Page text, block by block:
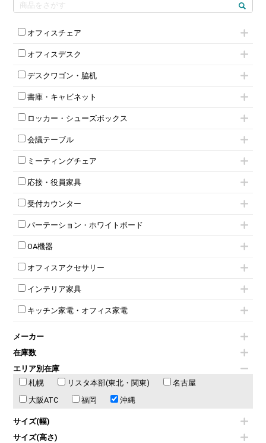
オフィスチェア
肘付きチェア
肘無しチェア
役員チェア
オフィスチェアその他
オフィスデスク
片袖机
フリーアドレスデスク（ベンチデスク）
昇降デスク
両袖机
デスクワゴン・脇机
インワゴン2段
インワゴン3段
脇机
書庫・キャビネット
ハイキャビネット
ローキャビネット
両開きキャビネット
上下連結キャビネット
軽量ラック（スチールラック）
収納家具その他
両開書庫
ラテラル書庫
ロッカー・シューズボックス
1人用ロッカー
2人用ロッカー
3人用ロッカー
5人用ロッカー
8人用ロッカー
多人数ロッカー
ダイヤル錠ロッカー
ダイヤル錠ロッカー
ワードローブ・クローゼット
会議テーブル
ミーティングテーブル
スタッキングテーブル
ネスティングテーブル
カウンターテーブル
T字脚テーブル
会議テーブルW1200～
会議テーブルW1800～
平行スタックテーブル
会議テーブルその他
ミーティングチェア
キャスター付きミーティングチェア
スタッキングミーティングチェア
テーブル付きミーティングチェア
折りたたみミーティングチェア
ハイチェア
ミーティングチェアその他
応接・役員家具
応接セット
応接ソファ
応接チェア
応接・役員家具その他
受付カウンター
ハイカウンター
ローカウンター
ラウンジカウンター
パーテーション・ホワイトボード
パーテーション
自立タイプパーテーション
パーテーションその他
壁掛けホワイトボード
ホワイトボードその他
OA機器
電話機（ビジネスフォン）
シュレッダー
スクリーン
その他OA機器
オフィスアクセサリー
チェア用台車
演台・講演台・演説台
防音パネル
コートハンガー・ポールハンガー
傘立て
食器棚・キッチンキャビネット
カタログスタンド
オフィスアクセサリーその他
インテリア家具
モールドチェア
ダイニングチェア
カウンターテーブル
センターテーブル・サイドテーブル
ベンチ・スツール
ソファ
シェルフ
ダストボックス（ゴミ箱）
インテリア家具その他
キッチン家電・オフィス家電
冷蔵庫・洗濯機
空気清浄機・加湿器
液晶テレビ・モニター類
エアコン
照明機器
掃除機
季節家電
その他キッチン家電・オフィス家電
メーカー
在庫数
エリア別在庫
札幌
リスタ本部(東北・関東)
名古屋
大阪ATC
福岡 沖縄
サイズ(幅)
サイズ(高さ)